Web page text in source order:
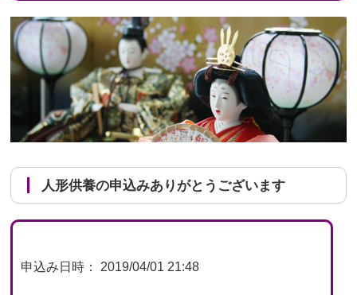
人形供養の申込みありがとうございます
申込み日時： 2019/04/01 21:48